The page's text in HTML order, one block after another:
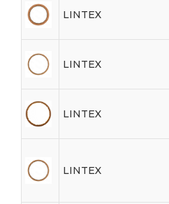
LINTEX
LINTEX
LINTEX
LINTEX